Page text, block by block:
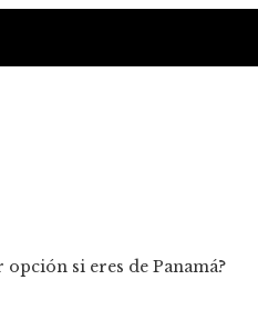
si eres de Panamá?